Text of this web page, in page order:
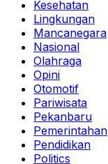
Kesehatan
Lingkungan
Mancanegara
Nasional
Olahraga
Opini
Otomotif
Pariwisata
Pekanbaru
Pemerintahan
Pendidikan
Politics